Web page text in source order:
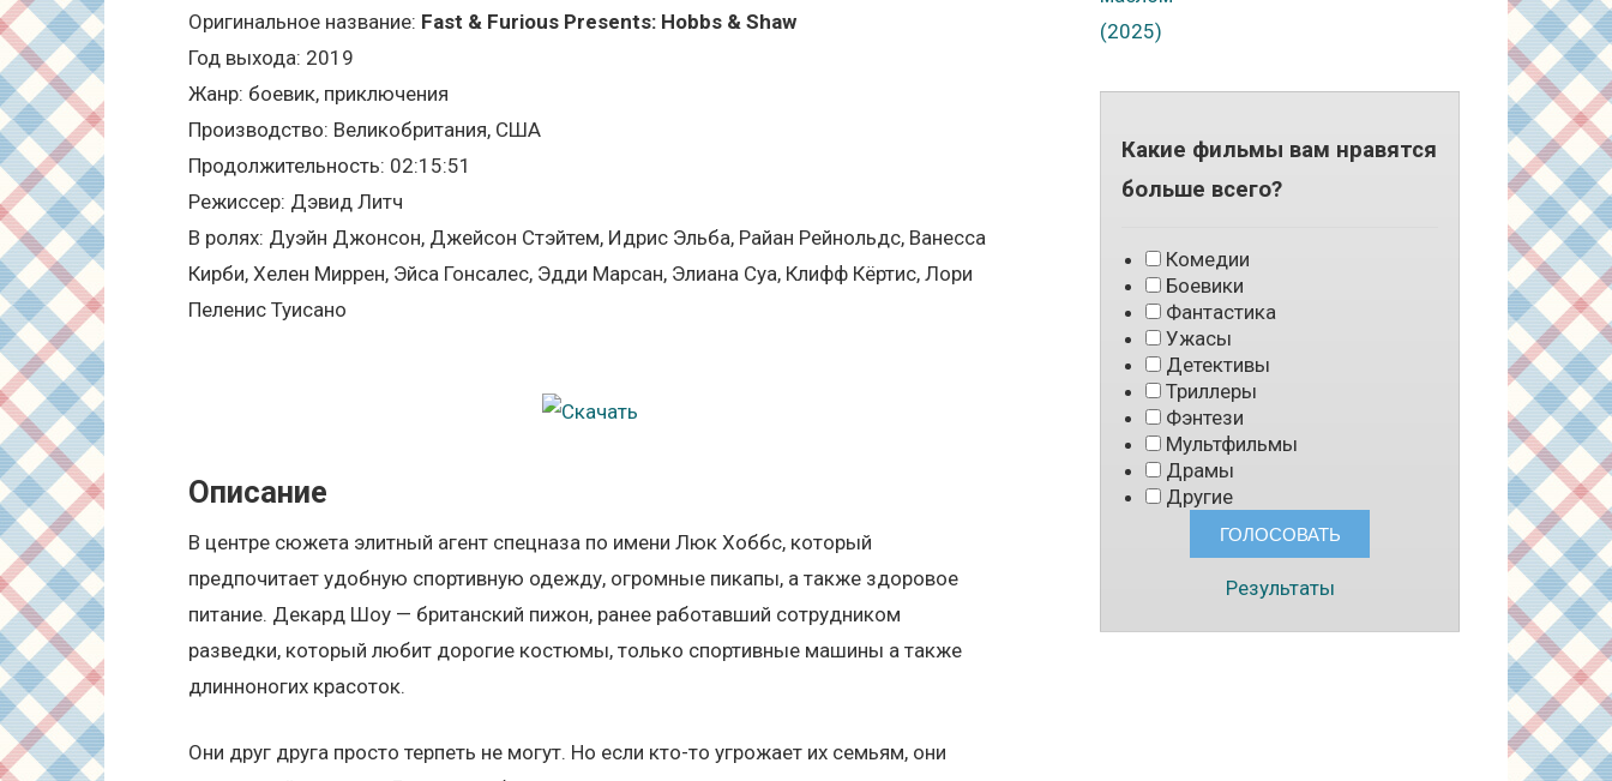
Оригинальное название: Fast & Furious Presents: Hobbs & Shaw
Год выхода: 2019
Жанр: боевик, приключения
Производство: Великобритания, США
Продолжительность: 02:15:51
Режиссер: Дэвид Литч
В ролях: Дуэйн Джонсон, Джейсон Стэйтем, Идрис Эльба, Райан Рейнольдс, Ванесса
Кирби, Хелен Миррен, Эйса Гонсалес, Эдди Марсан, Элиана Суа, Клифф Кёртис, Лори
Пеленис Туисано
Описание
В центре сюжета элитный агент спецназа по имени Люк Хоббс, который
предпочитает удобную спортивную одежду, огромные пикапы, а также здоровое
питание. Декард Шоу — британский пижон, ранее работавший сотрудником
разведки, который любит дорогие костюмы, только спортивные машины а также
длинноногих красоток.
Они друг друга просто терпеть не могут. Но если кто-то угрожает их семьям, они
Какие фильмы вам нравятся
больше всего?
Комедии
Боевики
Фантастика
Ужасы
Детективы
Триллеры
Фэнтези
Мультфильмы
Драмы
Другие
Результаты